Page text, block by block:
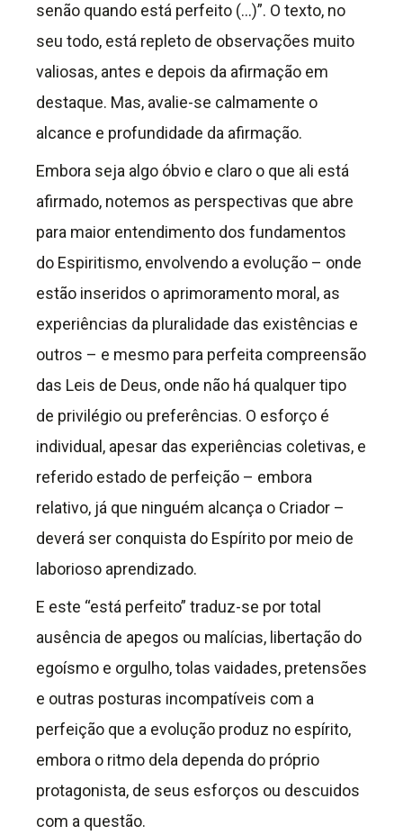
senão quando está perfeito (…)”. O texto, no
seu todo, está repleto de observações muito
valiosas, antes e depois da afirmação em
destaque. Mas, avalie-se calmamente o
alcance e profundidade da afirmação.
Embora seja algo óbvio e claro o que ali está
afirmado, notemos as perspectivas que abre
para maior entendimento dos fundamentos
do Espiritismo, envolvendo a evolução – onde
estão inseridos o aprimoramento moral, as
experiências da pluralidade das existências e
outros – e mesmo para perfeita compreensão
das Leis de Deus, onde não há qualquer tipo
de privilégio ou preferências. O esforço é
individual, apesar das experiências coletivas, e
referido estado de perfeição – embora
relativo, já que ninguém alcança o Criador –
deverá ser conquista do Espírito por meio de
laborioso aprendizado.
E este “está perfeito” traduz-se por total
ausência de apegos ou malícias, libertação do
egoísmo e orgulho, tolas vaidades, pretensões
e outras posturas incompatíveis com a
perfeição que a evolução produz no espírito,
embora o ritmo dela dependa do próprio
protagonista, de seus esforços ou descuidos
com a questão.